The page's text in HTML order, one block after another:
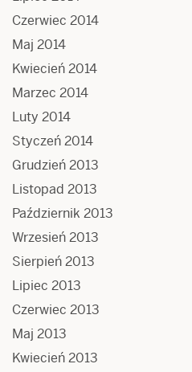
Czerwiec 2014
Maj 2014
Kwiecień 2014
Marzec 2014
Luty 2014
Styczeń 2014
Grudzień 2013
Listopad 2013
Październik 2013
Wrzesień 2013
Sierpień 2013
Lipiec 2013
Czerwiec 2013
Maj 2013
Kwiecień 2013